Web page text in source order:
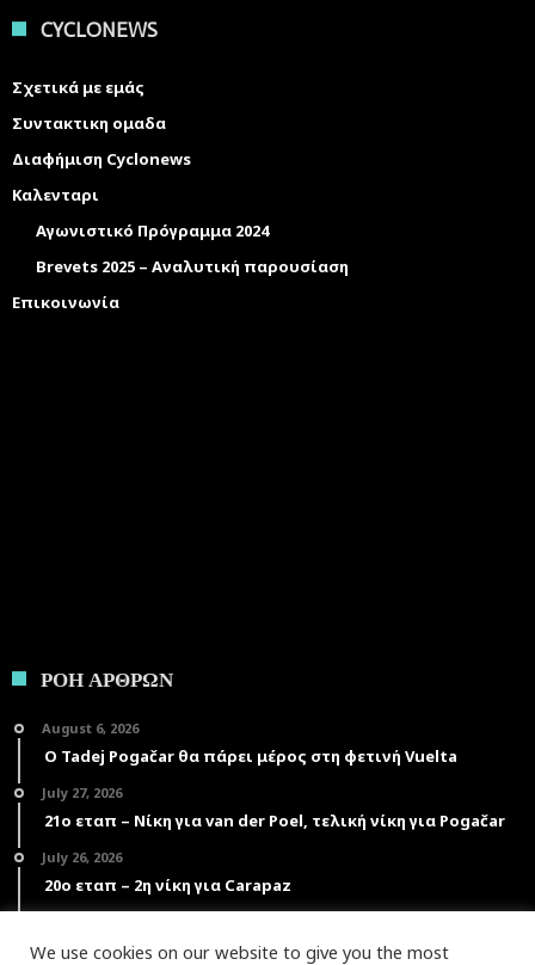
CYCLONEWS
Σχετικά με εμάς
Συντακτικη ομαδα
Διαφήμιση Cyclonews
Καλενταρι
Αγωνιστικό Πρόγραμμα 2024
Brevets 2025 – Αναλυτική παρουσίαση
Επικοινωνία
ΡΟΗ ΑΡΘΡΩΝ
August 6, 2026
Ο Tadej Pogačar θα πάρει μέρος στη φετινή Vuelta
July 27, 2026
21ο εταπ – Νίκη για van der Poel, τελική νίκη για Pogačar
July 26, 2026
20ο εταπ – 2η νίκη για Carapaz
19ο εταπ – Πέμπτη νίκη για Pogačar
We use cookies on our website to give you the most